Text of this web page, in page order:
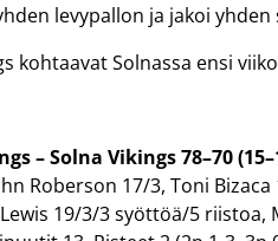
levypallon ja jakoi yhden
kohtaavat Solnassa ensi
– Solna Vikings 78–70
Roberson 17/3, Toni
19/3/3 syöttöä/5 riistoa,